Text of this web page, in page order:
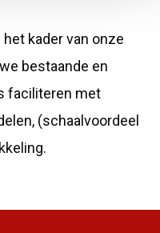
kader van onze
bestaande en
faciliteren met
(schaalvoordeel